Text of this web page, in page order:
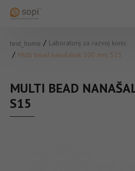
text_home
Laboratorij za razvoj konic
Multi bead nanašalnik 100 mm S15
MULTI BEAD
S15